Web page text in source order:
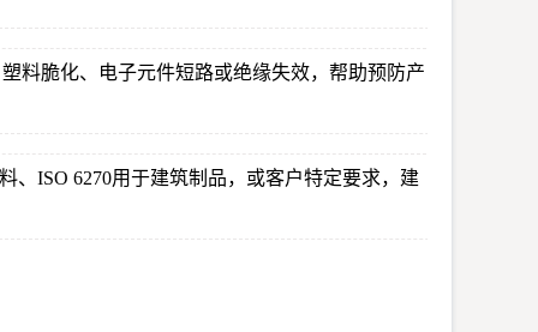
料脆化、电子元件短路或绝缘失效，帮助预防产
、ISO 6270用于建筑制品，或客户特定要求，建